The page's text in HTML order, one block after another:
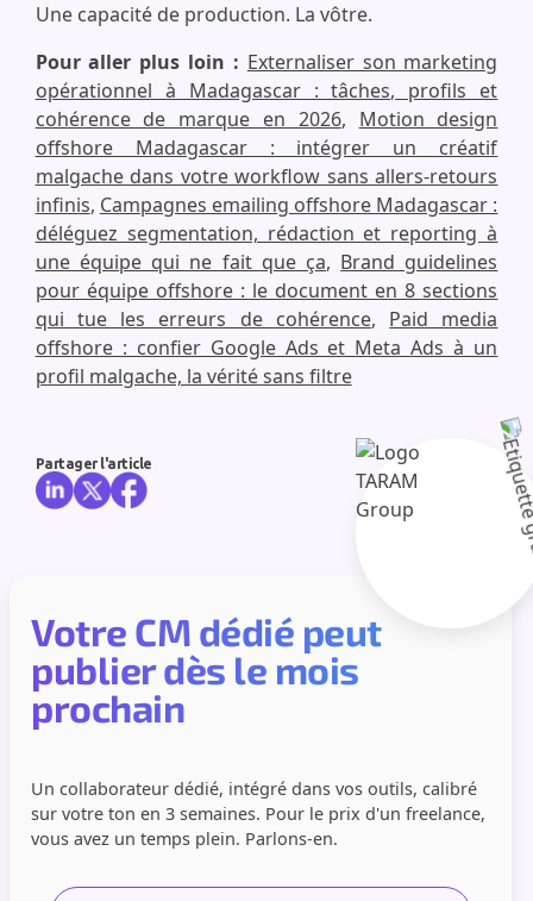
Votre CM dédié peut
publier dès le mois
prochain
Un collaborateur dédié, intégré dans vos outils, calibré
sur votre ton en 3 semaines. Pour le prix d'un freelance,
vous avez un temps plein. Parlons-en.
Une capacité de production. La vôtre.
Pour aller plus loin : Externaliser son marketing
opérationnel à Madagascar : tâches, profils et
cohérence de marque en 2026, Motion design
offshore Madagascar : intégrer un créatif
malgache dans votre workflow sans allers-retours
infinis, Campagnes emailing offshore Madagascar :
déléguez segmentation, rédaction et reporting à
une équipe qui ne fait que ça, Brand guidelines
pour équipe offshore : le document en 8 sections
qui tue les erreurs de cohérence, Paid media
offshore : confier Google Ads et Meta Ads à un
profil malgache, la vérité sans filtre
Partager l'article